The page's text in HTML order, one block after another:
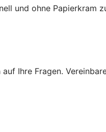
und ohne Papierkram
Ihre Fragen.